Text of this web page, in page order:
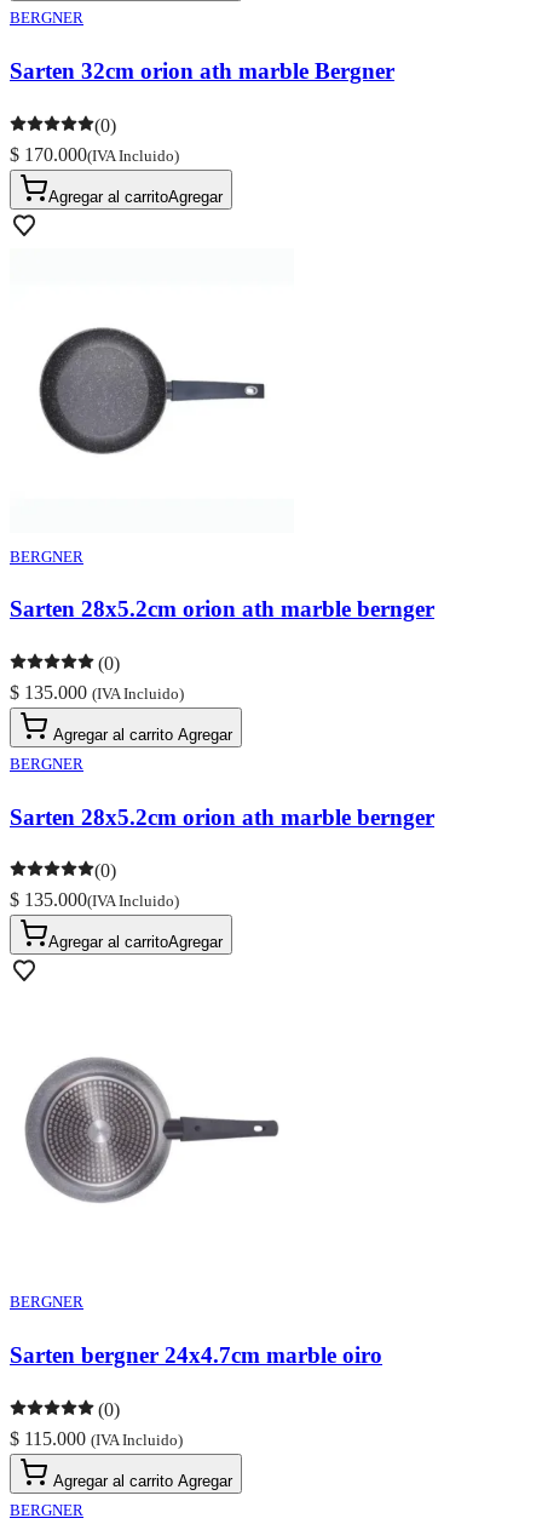
BERGNER
Sarten 32cm orion ath marble Bergner
(0)
$ 170.000(IVA Incluido)
Agregar al carritoAgregar
BERGNER
Sarten 28x5.2cm orion ath marble bernger
(0)
$ 135.000 (IVA Incluido)
Agregar al carrito Agregar
BERGNER
Sarten 28x5.2cm orion ath marble bernger
(0)
$ 135.000(IVA Incluido)
Agregar al carritoAgregar
BERGNER
Sarten bergner 24x4.7cm marble oiro
(0)
$ 115.000 (IVA Incluido)
Agregar al carrito Agregar
BERGNER